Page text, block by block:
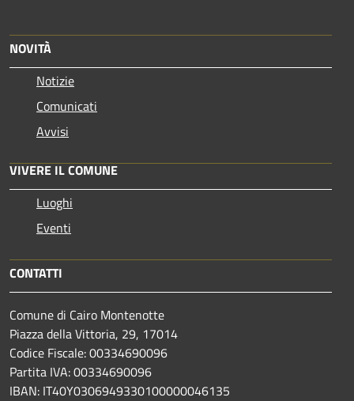
NOVITÀ
Notizie
Comunicati
Avvisi
VIVERE IL COMUNE
Luoghi
Eventi
CONTATTI
Comune di Cairo Montenotte
Piazza della Vittoria, 29, 17014
Codice Fiscale: 00334690096
Partita IVA: 00334690096
IBAN: IT40Y0306949330100000046135